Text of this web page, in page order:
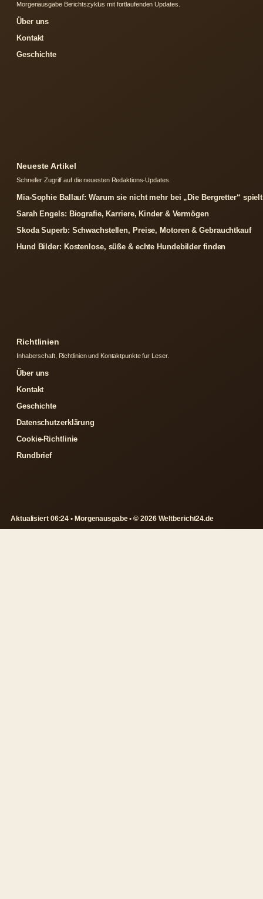
Morgenausgabe Berichtszyklus mit fortlaufenden Updates.
Über uns
Kontakt
Geschichte
Neueste Artikel
Schneller Zugriff auf die neuesten Redaktions-Updates.
Mia-Sophie Ballauf: Warum sie nicht mehr bei „Die Bergretter“ spielt
Sarah Engels: Biografie, Karriere, Kinder & Vermögen
Skoda Superb: Schwachstellen, Preise, Motoren & Gebrauchtkauf
Hund Bilder: Kostenlose, süße & echte Hundebilder finden
Richtlinien
Inhaberschaft, Richtlinien und Kontaktpunkte fur Leser.
Über uns
Kontakt
Geschichte
Datenschutzerklärung
Cookie-Richtlinie
Rundbrief
Aktualisiert 06:24 • Morgenausgabe • © 2026 Weltbericht24.de